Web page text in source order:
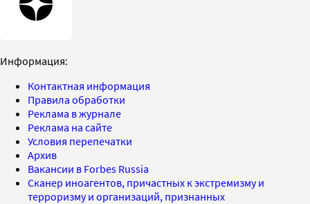
Информация:
Контактная информация
Правила обработки
Реклама в журнале
Реклама на сайте
Условия перепечатки
Архив
Вакансии в Forbes Russia
Сканер иноагентов, причастных к экстремизму и
терроризму и организаций, признанных